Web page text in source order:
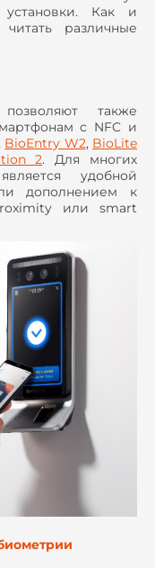
установки. Как и
различные
также
с NFC и
BioEntry W2, BioLite
2. Для многих
удобной
дополнением к
или smart